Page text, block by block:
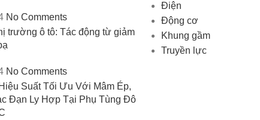
No Comments
trường ô tô: Tác động từ giảm
No Comments
Suất Tối Ưu Với Mâm Ép,
Đạn Ly Hợp Tại Phụ Tùng Đô
Điện
Động cơ
Khung gầm
Truyền lực